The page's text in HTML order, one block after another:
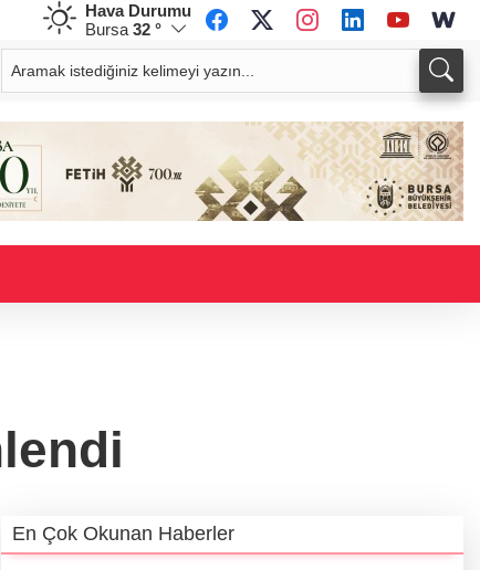
Hava Durumu
Bursa 32 °
CHF
58,4377%0,09
33,9248
En Çok Okunan Haberler